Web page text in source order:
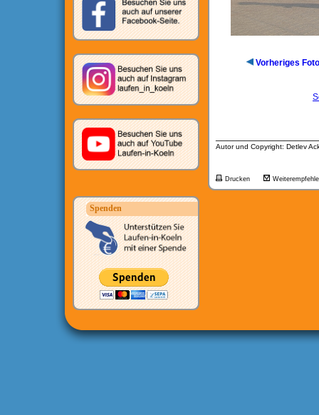
Spenden
Vorheriges Foto
Autor und Copyright: Detlev
Drucken